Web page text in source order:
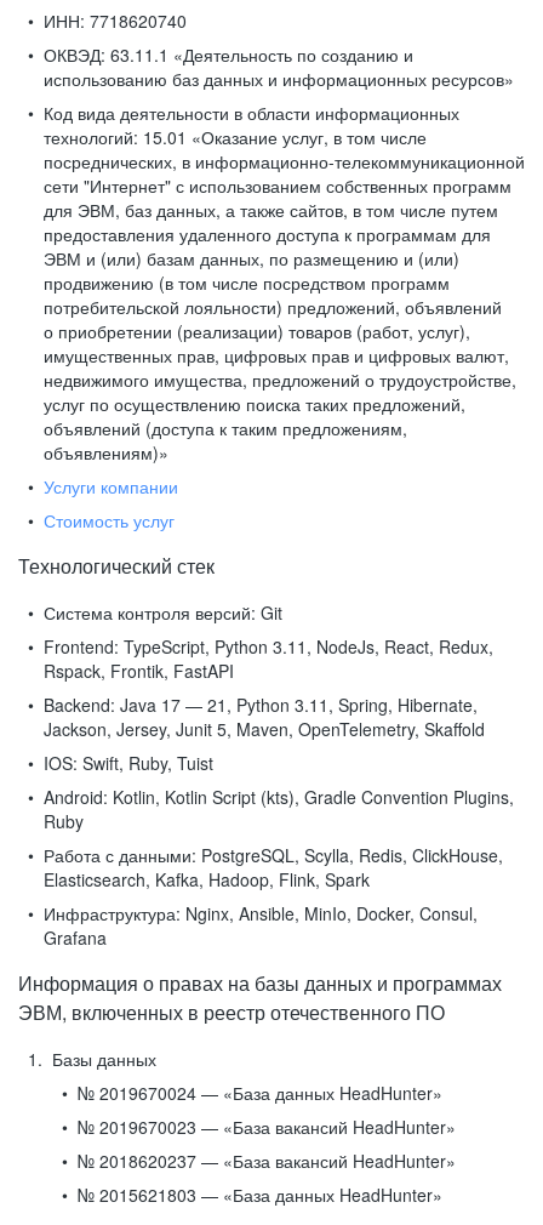
ИНН: 7718620740
ОКВЭД: 63.11.1 «Деятельность по созданию и
использованию баз данных и информационных ресурсов»
Код вида деятельности в области информационных
технологий: 15.01 «Оказание услуг, в том числе
посреднических, в информационно-телекоммуникационной
сети "Интернет" с использованием собственных программ
для ЭВМ, баз данных, а также сайтов, в том числе путем
предоставления удаленного доступа к программам для
ЭВМ и (или) базам данных, по размещению и (или)
продвижению (в том числе посредством программ
потребительской лояльности) предложений, объявлений
о приобретении (реализации) товаров (работ, услуг),
имущественных прав, цифровых прав и цифровых валют,
недвижимого имущества, предложений о трудоустройстве,
услуг по осуществлению поиска таких предложений,
объявлений (доступа к таким предложениям,
объявлениям)»
Услуги компании
Стоимость услуг
Технологический стек
Система контроля версий: Git
Frontend: TypeScript, Python 3.11, NodeJs, React, Redux,
Rspack, Frontik, FastAPI
Backend: Java 17 — 21, Python 3.11, Spring, Hibernate,
Jackson, Jersey, Junit 5, Maven, OpenTelemetry, Skaffold
IOS: Swift, Ruby, Tuist
Android: Kotlin, Kotlin Script (kts), Gradle Convention Plugins,
Ruby
Работа с данными: PostgreSQL, Scylla, Redis, ClickHouse,
Elasticsearch, Kafka, Hadoop, Flink, Spark
Инфраструктура: Nginx, Ansible, MinIo, Docker, Consul,
Grafana
Информация о правах на базы данных и программах
ЭВМ, включенных в реестр отечественного ПО
Базы данных
№ 2019670024 — «База данных HeadHunter»
№ 2019670023 — «База вакансий HeadHunter»
№ 2018620237 — «База вакансий HeadHunter»
№ 2015621803 — «База данных HeadHunter»